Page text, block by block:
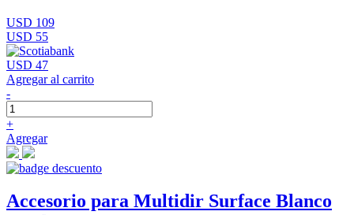
USD 109
USD 55
USD 47
Agregar al carrito
-
+
Agregar
Accesorio para Multidir Surface Blanco